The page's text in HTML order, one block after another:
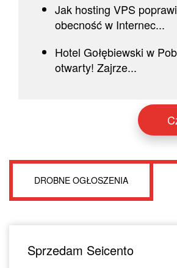
Jak hosting VPS
obecność w Internec...
Hotel Gołębiewski w
otwarty! Zajrze...
DROBNE OGŁOSZENIA
Sprzedam Seicento